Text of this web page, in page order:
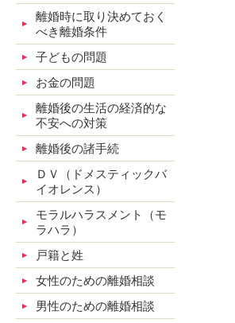
離婚時に取り決めておく
べき離婚条件
子どもの問題
お金の問題
離婚後の生活の経済的な
不安への対策
離婚後の諸手続
ＤＶ（ドメスティックバ
イオレンス）
モラルハラスメント（モ
ラハラ）
戸籍と姓
女性のための離婚相談
男性のための離婚相談